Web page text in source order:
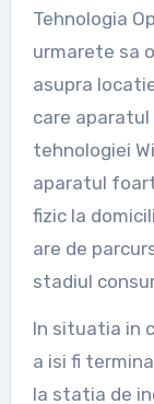
Tehnologia
urmarete sa
asupra
care aparatul
tehnologiei
aparatul
fizic la
are de
stadiul
In situatia in
a isi fi
la statia de